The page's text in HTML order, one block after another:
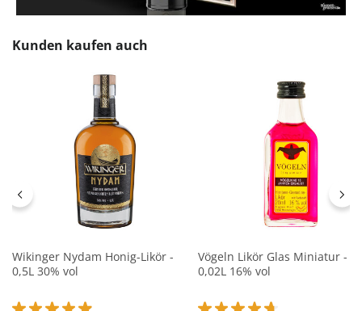
Produktgalerie überspringen
Kunden kaufen auch
Wikinger Nydam Honig-Likör -
0,5L 30% vol
Vögeln Likör Glas Miniatur -
0,02L 16% vol